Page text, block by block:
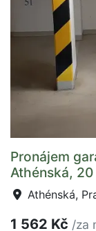
Pronájem
Athénská, 20
Athénská,
1 562 Kč /za